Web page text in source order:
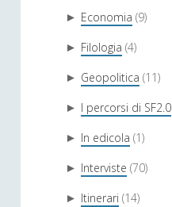
► Economia (9)
► Filologia (4)
► Geopolitica (11)
► I percorsi di SF2.0
► In edicola (1)
► Interviste (70)
► Itinerari (14)